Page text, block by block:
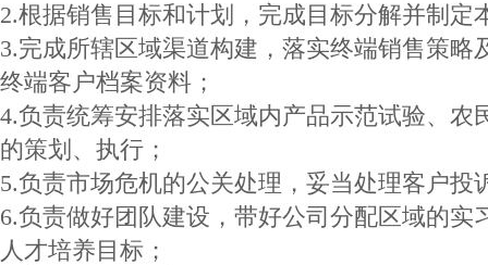
2.根据销售目标和计划，完成目标分解并制定
3.完成所辖区域渠道构建，落实终端销售策略
终端客户档案资料；
4.负责统筹安排落实区域内产品示范试验、农
的策划、执行；
5.负责市场危机的公关处理，妥当处理客户投
6.负责做好团队建设，带好公司分配区域的实
人才培养目标；